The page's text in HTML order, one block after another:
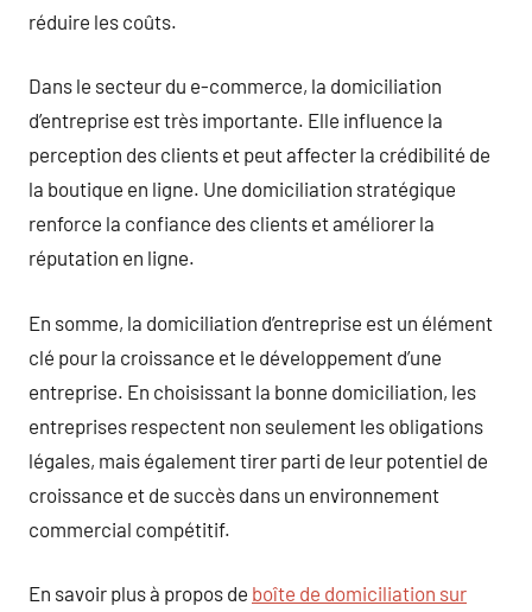
réduire les coûts.
Dans le secteur du e-commerce, la domiciliation
d’entreprise est très importante. Elle influence la
perception des clients et peut affecter la crédibilité de
la boutique en ligne. Une domiciliation stratégique
renforce la confiance des clients et améliorer la
réputation en ligne.
En somme, la domiciliation d’entreprise est un élément
clé pour la croissance et le développement d’une
entreprise. En choisissant la bonne domiciliation, les
entreprises respectent non seulement les obligations
légales, mais également tirer parti de leur potentiel de
croissance et de succès dans un environnement
commercial compétitif.
En savoir plus à propos de boîte de domiciliation sur